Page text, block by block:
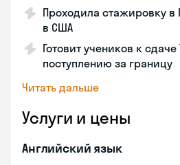
Проходила стажировку в
в США
Готовит учеников к сдаче
поступлению за границу
Читать дальше
Услуги и цены
Английский язык